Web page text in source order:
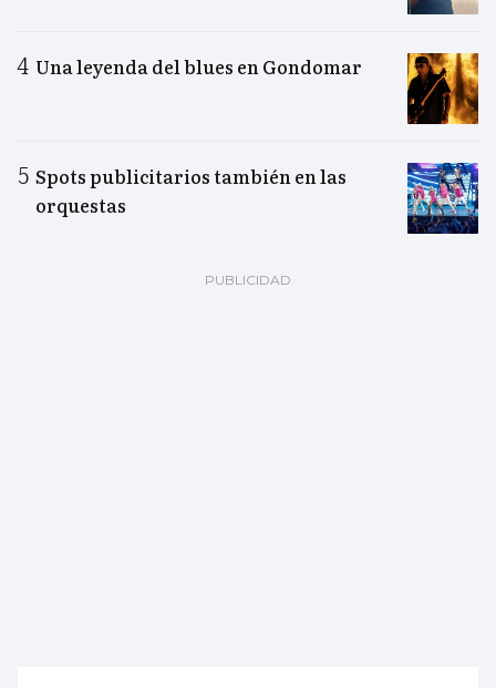
Una leyenda del blues en Gondomar
Spots publicitarios también en las
orquestas